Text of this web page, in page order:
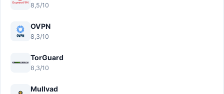
8,5/10
OVPN
8,3/10
TorGuard
8,3/10
Mullvad